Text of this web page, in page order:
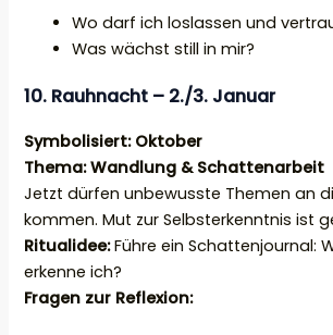
Wo darf ich loslassen und
Was wächst still in mir?
10. Rauhnacht – 2./3. Januar
Symbolisiert: Oktober
Thema: Wandlung & Schattenarbeit
Jetzt dürfen unbewusste Themen an
kommen. Mut zur Selbsterkenntnis ist
Ritualidee:Führe ein Schattenjournal:
erkenne ich?
Fragen zur Reflexion: